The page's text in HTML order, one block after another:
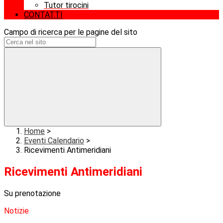
Tutor tirocini
CONTATTI
Campo di ricerca per le pagine del sito
Home >
Eventi Calendario >
Ricevimenti Antimeridiani
Ricevimenti Antimeridiani
Su prenotazione
Notizie